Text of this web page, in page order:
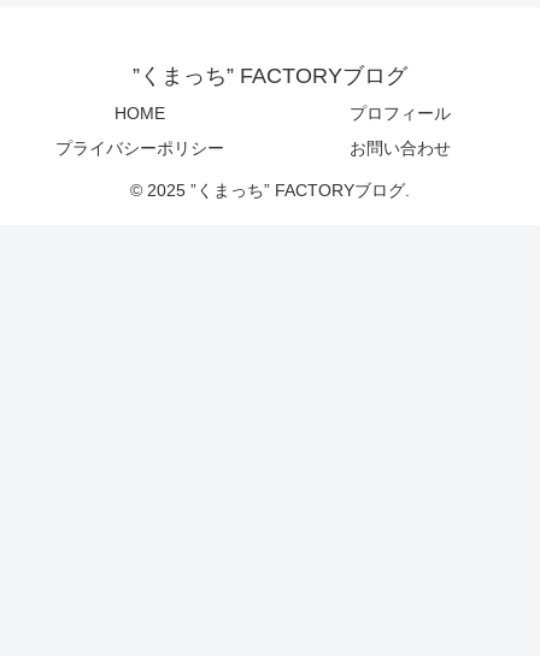
”くまっち” FACTORYブログ
HOME
プロフィール
プライバシーポリシー
お問い合わせ
© 2025 ”くまっち” FACTORYブログ.